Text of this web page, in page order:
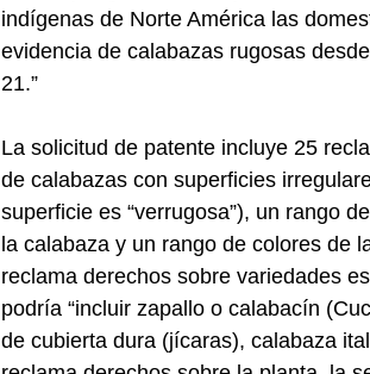
indígenas de Norte América las
evidencia de calabazas rugosas
21.”
La solicitud de patente incluye 25
de calabazas con superficies
superficie es “verrugosa”), un rango
la calabaza y un rango de colores de
reclama derechos sobre variedades
podría “incluir zapallo o calabacín
de cubierta dura (jícaras), calabaza